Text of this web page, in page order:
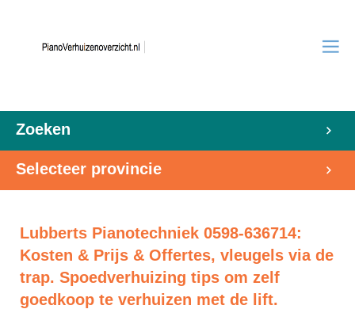
Zoeken
Selecteer provincie
Lubberts Pianotechniek 0598-636714:
Kosten & Prijs & Offertes, vleugels via de
trap. Spoedverhuizing tips om zelf
goedkoop te verhuizen met de lift.